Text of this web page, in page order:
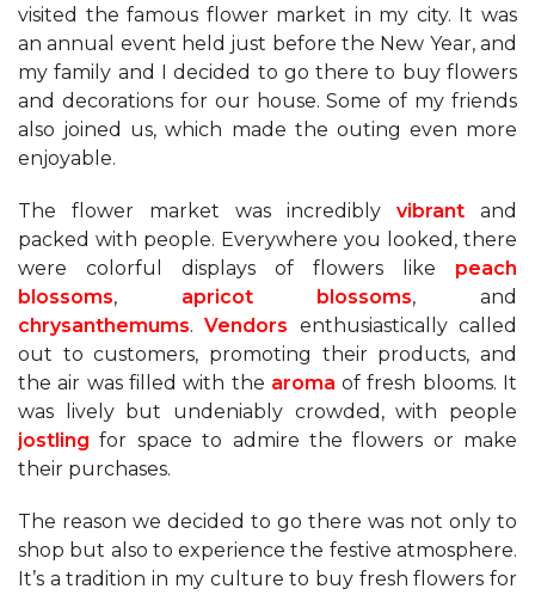
visited the famous flower market in my city. It was
an annual event held just before the New Year, and
my family and I decided to go there to buy flowers
and decorations for our house. Some of my friends
also joined us, which made the outing even more
enjoyable.
The flower market was incredibly vibrant and
packed with people. Everywhere you looked, there
were colorful displays of flowers like peach
blossoms, apricot blossoms, and
chrysanthemums.Vendors enthusiastically called
out to customers, promoting their products, and
the air was filled with the aroma of fresh blooms. It
was lively but undeniably crowded, with people
jostling for space to admire the flowers or make
their purchases.
The reason we decided to go there was not only to
shop but also to experience the festive atmosphere.
It’s a tradition in my culture to buy fresh flowers for